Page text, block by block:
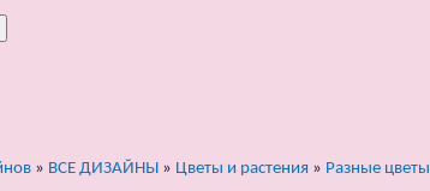
» ВСЕ ДИЗАЙНЫ » Цветы и растения » Разные цветы